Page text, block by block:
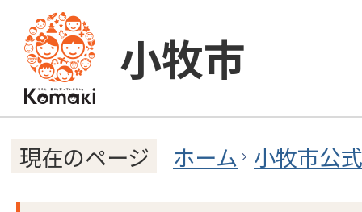
小牧市
現在のページ ホーム 小牧市公